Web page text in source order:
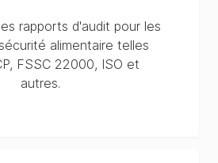
rapports d'audit pour les
alimentaire telles
FSSC 22000, ISO et
autres.